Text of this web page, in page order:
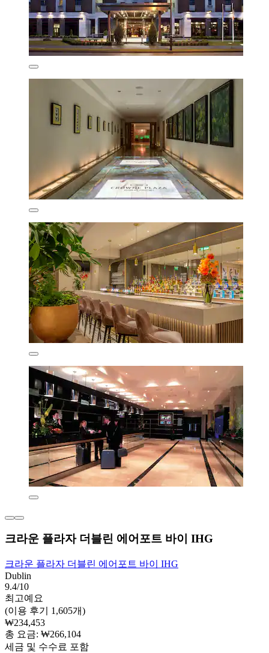
크라운 플라자 더블린 에어포트 바이 IHG
크라운 플라자 더블린 에어포트 바이 IHG
Dublin
9.4/10
최고예요
(이용 후기 1,605개)
₩234,453
총 요금: ₩266,104
세금 및 수수료 포함